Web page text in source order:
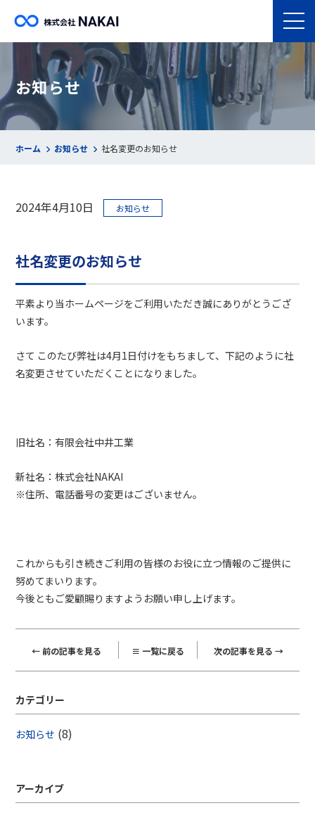
お知らせ
ホーム お知らせ 社名変更のお知らせ
2024年4月10日 お知らせ
社名変更のお知らせ
平素より当ホームページをご利用いただき誠にありがとうござ
います。
さて このたび弊社は4月1日付けをもちまして、下記のように社
名変更させていただくことになりました。
旧社名：有限会社中井工業
新社名：株式会社NAKAI
※住所、電話番号の変更はございません。
これからも引き続きご利用の皆様のお役に立つ情報のご提供に
努めてまいります。
今後ともご愛顧賜りますようお願い申し上げます。
← 前の記事を見る ≡ 一覧に戻る 次の記事を見る →
カテゴリー
お知らせ (8)
アーカイブ